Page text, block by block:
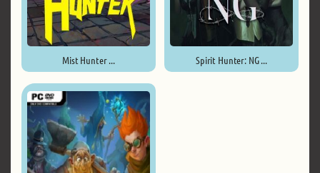
Mist Hunter ... Spirit Hunter: NG ...